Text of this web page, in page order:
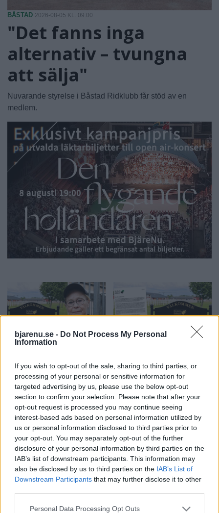
bjarenu.se - Do Not Process My Personal
Information
If you wish to opt-out of the sale, sharing to third parties, or
processing of your personal or sensitive information for
targeted advertising by us, please use the below opt-out
section to confirm your selection. Please note that after your
opt-out request is processed you may continue seeing
interest-based ads based on personal information utilized by
us or personal information disclosed to third parties prior to
your opt-out. You may separately opt-out of the further
disclosure of your personal information by third parties on the
IAB’s list of downstream participants. This information may
also be disclosed by us to third parties on the IAB’s List of
Downstream Participants that may further disclose it to other
Personal Data Processing Opt Outs
BÅSTAD 2026-08-05 KL. 09:00
"Det fanns inga
alternativ – tvungna
att sälja"
Nuvarande styrelse i Båstad Ridklubb får stöd av en
medlem.
BÅSTAD 2026-08-05 KL. 06:00
polisanmäld – av
medlemmarna: "Vi
har fått nog"
Båstad Ridklubbs styrelse
anmälda till polisen efter att
allt sålts av.
ned – styrelsen
skyller på
kommunen
Inventarier och hästar har
sålts, personalen har sagts
upp.